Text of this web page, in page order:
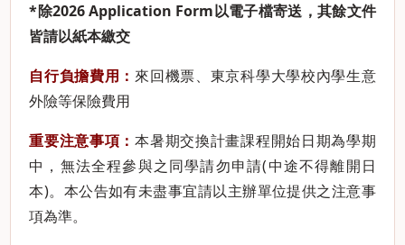
*除2026 Application Form以電子檔寄送，其餘文件
皆請以紙本繳交
自行負擔費用： 來回機票、東京科學大學校內學生意
外險等保險費用
重要注意事項：本暑期交換計畫課程開始日期為學期
中，無法全程參與之同學請勿申請(中途不得離開日
本)。本公告如有未盡事宜請以主辦單位提供之注意事
項為準。